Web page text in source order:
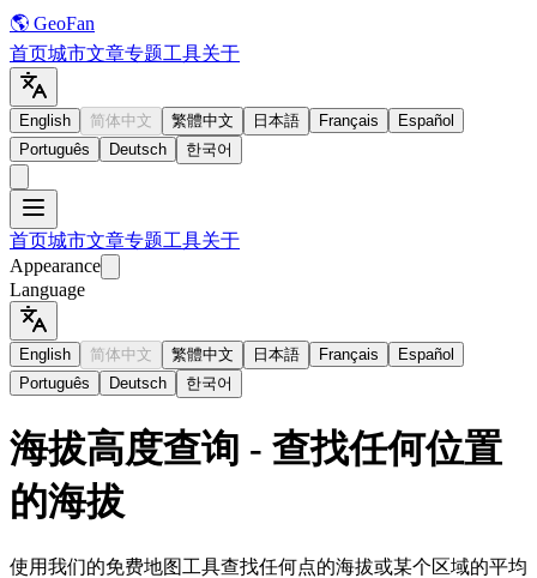
🌎 GeoFan
首页城市文章专题工具关于
English 简体中文 繁體中文 日本語 Français
Español
Português
Deutsch 한국어
首页城市文章专题工具关于
Appearance
Language
English 简体中文 繁體中文 日本語 Français
Español
Português
Deutsch 한국어
海拔高度查询 - 查找任何位置
的海拔
使用我们的免费地图工具查找任何点的海拔或某个区域的平均